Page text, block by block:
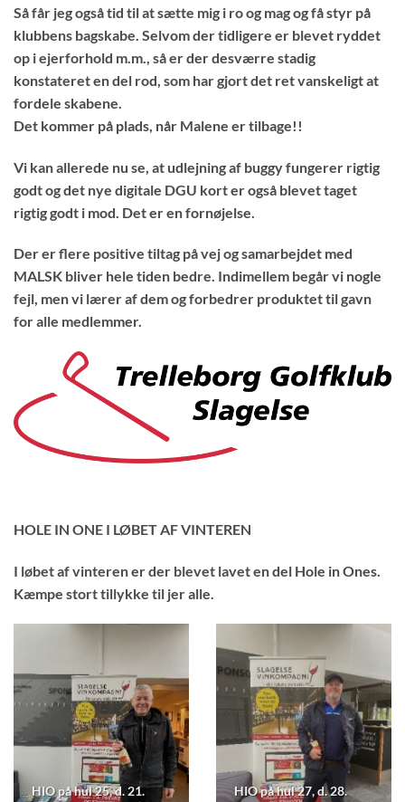
Så får jeg også tid til at sætte mig i ro og mag og få styr på
klubbens bagskabe. Selvom der tidligere er blevet ryddet
op i ejerforhold m.m., så er der desværre stadig
konstateret en del rod, som har gjort det ret vanskeligt at
fordele skabene.
Det kommer på plads, når Malene er tilbage!!
Vi kan allerede nu se, at udlejning af buggy fungerer rigtig
godt og det nye digitale DGU kort er også blevet taget
rigtig godt i mod. Det er en fornøjelse.
Der er flere positive tiltag på vej og samarbejdet med
MALSK bliver hele tiden bedre. Indimellem begår vi nogle
fejl, men vi lærer af dem og forbedrer produktet til gavn
for alle medlemmer.
HOLE IN ONE I LØBET AF VINTEREN
I løbet af vinteren er der blevet lavet en del Hole in Ones.
Kæmpe stort tillykke til jer alle.
HIO på hul 25, d. 21.
HIO på hul 27, d. 28.